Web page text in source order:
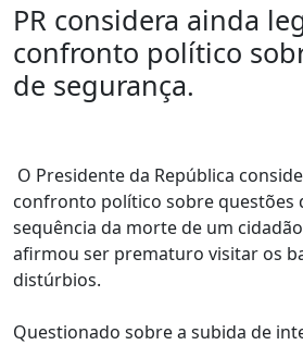
PR considera ainda
confronto político
de segurança.
O Presidente da República
confronto político sobre questões
sequência da morte de um
afirmou ser prematuro visitar os
distúrbios.
Questionado sobre a subida de